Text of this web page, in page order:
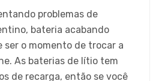
problemas de
bateria acabando
ser o momento de trocar a
As baterias de lítio tem
de recarga, então se você